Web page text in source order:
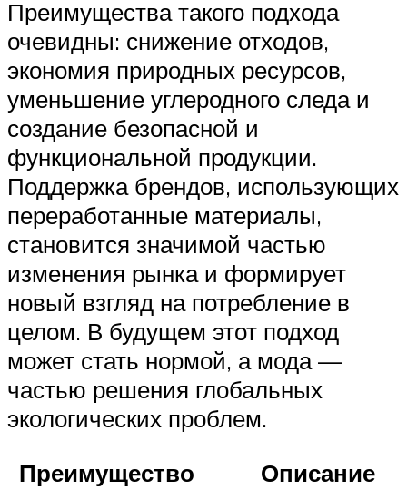
Преимущества такого подхода
очевидны: снижение отходов,
экономия природных ресурсов,
уменьшение углеродного следа и
создание безопасной и
функциональной продукции.
Поддержка брендов, использующих
переработанные материалы,
становится значимой частью
изменения рынка и формирует
новый взгляд на потребление в
целом. В будущем этот подход
может стать нормой, а мода —
частью решения глобальных
экологических проблем.
Преимущество
Описание